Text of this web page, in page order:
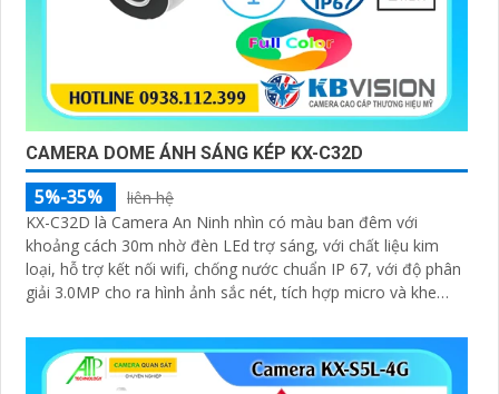
CAMERA DOME ÁNH SÁNG KÉP KX-C32D
5%-35%
liên hệ
KX-C32D là Camera An Ninh nhìn có màu ban đêm với
khoảng cách 30m nhờ đèn LEd trợ sáng, với chất liệu kim
loại, hỗ trợ kết nối wifi, chống nước chuẩn IP 67, với độ phân
giải 3.0MP cho ra hình ảnh sắc nét, tích hợp micro và khe